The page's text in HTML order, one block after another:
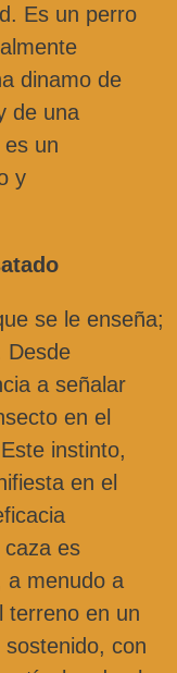
Es un perro
dinamo de
de una
un
y
se le enseña;
Desde
a señalar
en el
instinto,
en el
es
a menudo a
terreno en un
con